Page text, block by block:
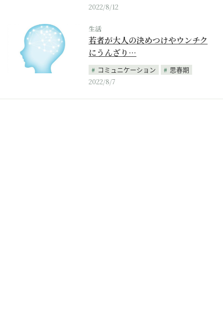
2022/8/12
生活
若者が大人の決めつけやウンチク
にうんざり…
コミュニケーション
思春期
2022/8/7